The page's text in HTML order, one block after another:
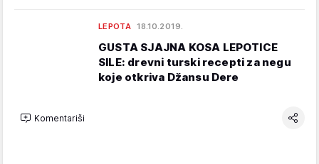
LEPOTA 18.10.2019.
GUSTA SJAJNA KOSA LEPOTICE
SILE: drevni turski recepti za negu
koje otkriva Džansu Dere
Komentariši